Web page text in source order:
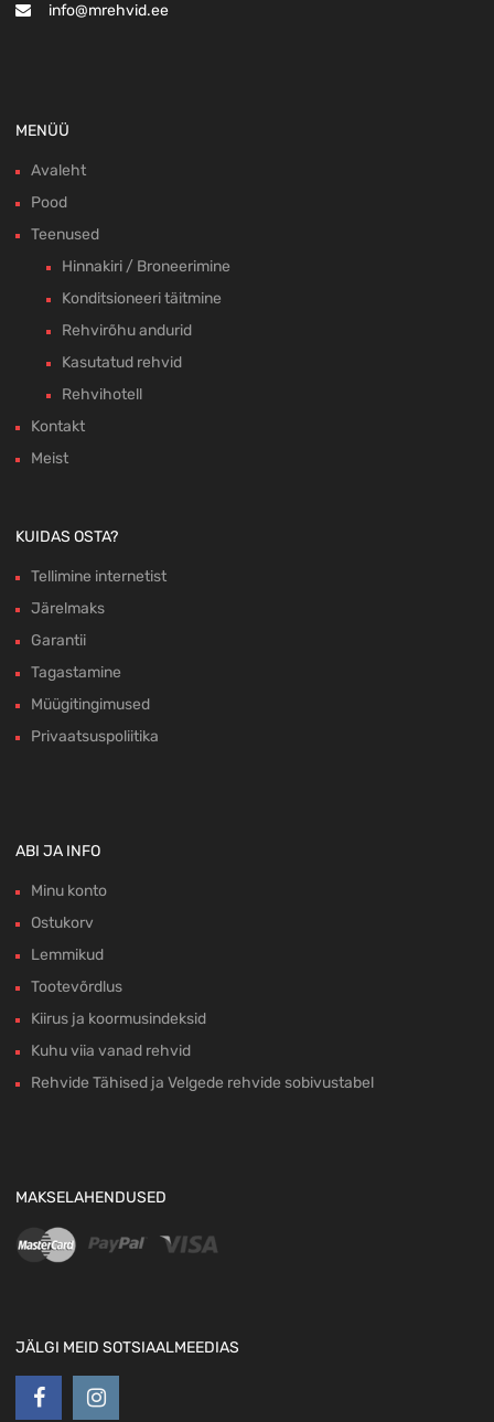
info@mrehvid.ee
MENÜÜ
Avaleht
Pood
Teenused
Hinnakiri / Broneerimine
Konditsioneeri täitmine
Rehvirõhu andurid
Kasutatud rehvid
Rehvihotell
Kontakt
Meist
KUIDAS OSTA?
Tellimine internetist
Järelmaks
Garantii
Tagastamine
Müügitingimused
Privaatsuspoliitika
ABI JA INFO
Minu konto
Ostukorv
Lemmikud
Tootevõrdlus
Kiirus ja koormusindeksid
Kuhu viia vanad rehvid
Rehvide Tähised ja Velgede rehvide sobivustabel
MAKSELAHENDUSED
JÄLGI MEID SOTSIAALMEEDIAS